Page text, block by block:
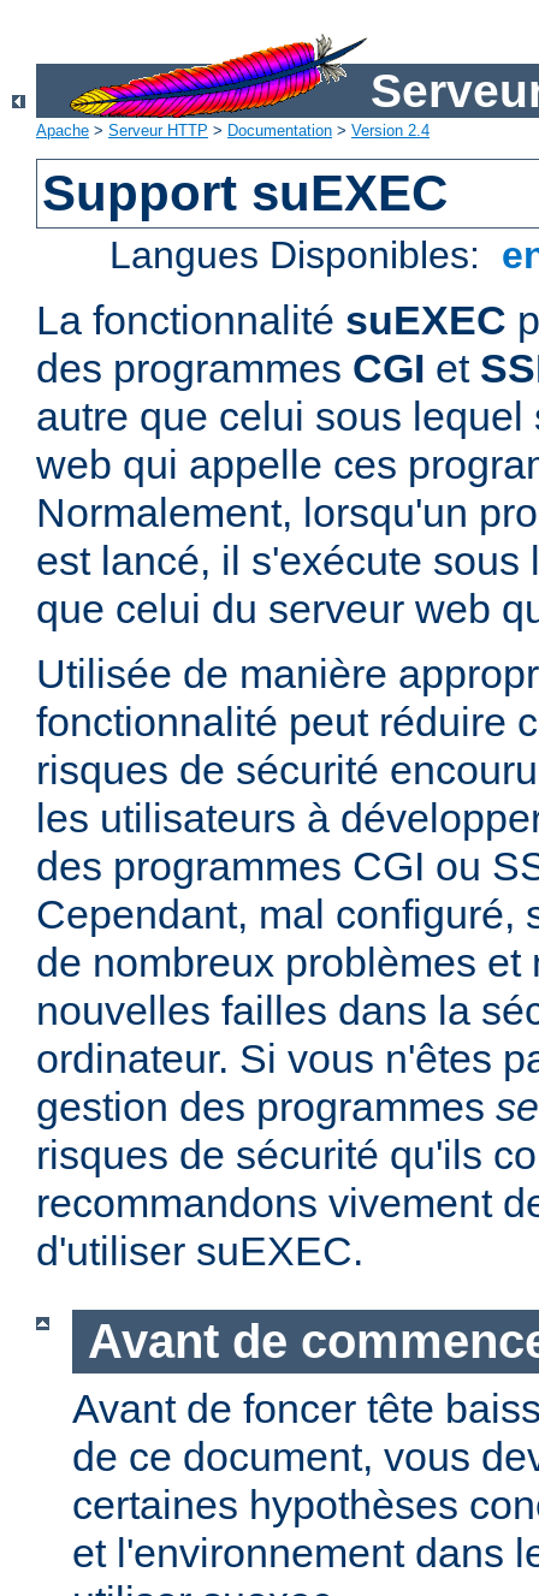
Apache > Serveur HTTP > Documentation > Version 2.4
Support suEXEC
Langues Disponibles:
La fonctionnalité suEXEC
des programmes CGI et
autre que celui sous
web qui appelle ces
Normalement, lorsqu'un
est lancé, il s'exécute sous
que celui du serveur web
Utilisée de manière
fonctionnalité peut réduire
risques de sécurité
les utilisateurs à
des programmes CGI ou
Cependant, mal configuré,
de nombreux problèmes et
nouvelles failles dans la
ordinateur. Si vous n'êtes
gestion des programmes
risques de sécurité qu'ils
recommandons vivement
d'utiliser suEXEC.
Avant de
Avant de foncer tête
de ce document, vous
certaines hypothèses
et l'environnement dans